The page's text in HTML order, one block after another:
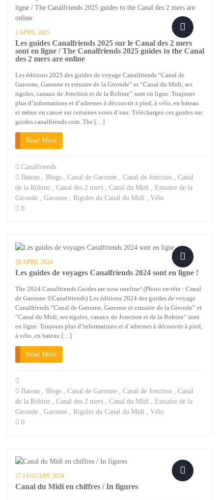
2 APRIL 2025
Les guides Canalfriends 2025 sur le Canal des 2 mers
sont en ligne / The Canalfriends 2025 guides to the Canal
des 2 mers are online
Les éditions 2025 des guides de voyage Canalfriends “Canal de
Garonne, Garonne et estuaire de la Gironde” et “Canal du Midi, ses
rigoles, canaux de Jonction et de la Robine” sont en ligne. Toujours
plus d’informations et d’adresses à découvrir à pied, à vélo, en bateau
et même en canoë sur certaines voies d’eau. Téléchargez ces guides sur
guides.canalfriends.com. The […]
Read More
Canalfriends
Bateau , Blogs , Canal de Garonne , Canal de Jonction , Canal
de la Robine , Canal des 2 mers , Canal du Midi , Estuaire de la
Gironde , Garonne , Rigoles du Canal du Midi , Vélo
0
28 APRIL 2024
Les guides de voyages Canalfriends 2024 sont en ligne !
The 2024 Canalfriends Guides are now oneline! (Photo en-tête : Canal
de Garonne ©Canalfriends) Les éditions 2024 des guides de voyage
Canalfriends “Canal de Garonne, Garonne et estuaire de la Gironde” et
“Canal du Midi, ses rigoles, canaux de Jonction et de la Robine” sont
en ligne. Toujours plus d’informations et d’adresses à découvrir à pied,
à vélo, en bateau […]
Read More
Bateau , Blogs , Canal de Garonne , Canal de Jonction , Canal
de la Robine , Canal des 2 mers , Canal du Midi , Estuaire de la
Gironde , Garonne , Rigoles du Canal du Midi , Vélo
0
27 JANUARY 2024
Canal du Midi en chiffres / In figures